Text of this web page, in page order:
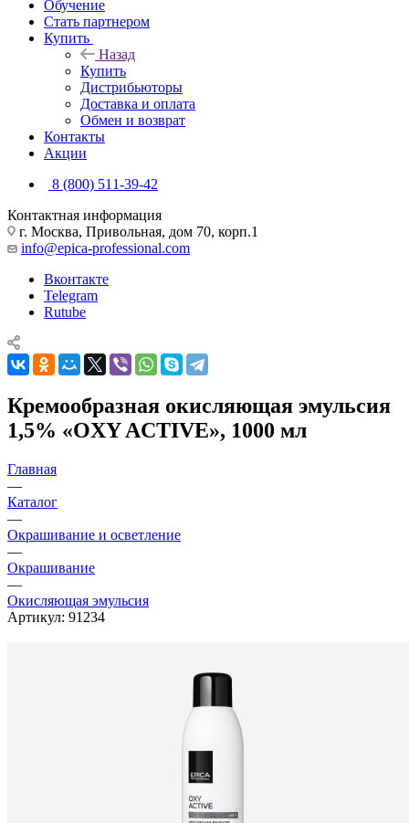
Обучение
Стать партнером
Купить
Назад
Купить
Дистрибьюторы
Доставка и оплата
Обмен и возврат
Контакты
Акции
8 (800) 511-39-42
Контактная информация
г. Москва, Привольная, дом 70, корп.1
info@epica-professional.com
Вконтакте
Telegram
Rutube
Кремообразная окисляющая эмульсия
1,5% «OXY ACTIVE», 1000 мл
Главная
—
Каталог
—
Окрашивание и осветление
—
Окрашивание
—
Окисляющая эмульсия
Артикул: 91234